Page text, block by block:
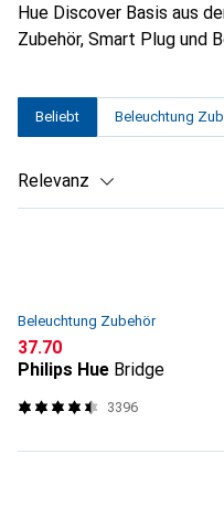
Hue Discover Basis aus
Zubehör, Smart Plug und
Beliebt Beleuchtung
Relevanz
Beleuchtung Zubehör
CHF
37.70
Philips Hue Bridge
3396